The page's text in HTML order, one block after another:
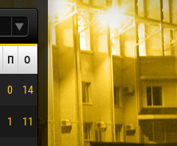
П О
0 14
1 11